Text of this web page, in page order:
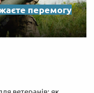
перемогу